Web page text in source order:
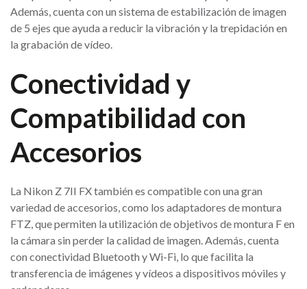
Además, cuenta con un sistema de estabilización de imagen
de 5 ejes que ayuda a reducir la vibración y la trepidación en
la grabación de vídeo.
Conectividad y
Compatibilidad con
Accesorios
La Nikon Z 7II FX también es compatible con una gran
variedad de accesorios, como los adaptadores de montura
FTZ, que permiten la utilización de objetivos de montura F en
la cámara sin perder la calidad de imagen. Además, cuenta
con conectividad Bluetooth y Wi-Fi, lo que facilita la
transferencia de imágenes y vídeos a dispositivos móviles y